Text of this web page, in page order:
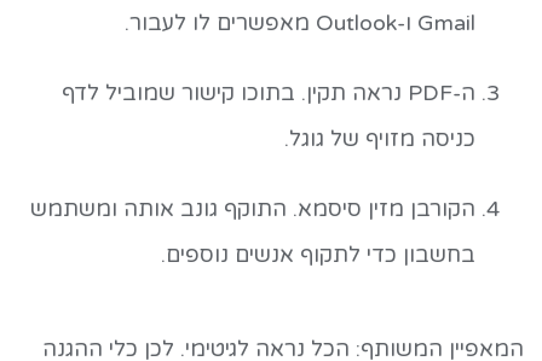
Gmail ו-Outlook מאפשרים לו לעבור.
ה-PDF נראה תקין. בתוכו קישור שמוביל לדף
כניסה מזויף של גוגל.
הקורבן מזין סיסמא. התוקף גונב אותה ומשתמש
בחשבון כדי לתקוף אנשים נוספים.
המאפיין המשותף: הכל נראה לגיטימי. לכן כלי ההגנה